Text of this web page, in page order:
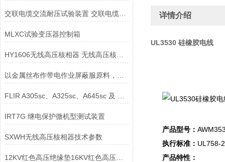
交联电缆交流耐压试验装置 交联电缆交流耐压试验仪器
MLXC试验变压器控制箱
HY1606无线高压核相器 无线高压核相仪*
IRT7G 继电保护微机型测试装置
SXWH无线高压核相器技术参数
12KV红色高压绝缘垫16KV红色高压绝缘垫
详情介绍
UL3530 硅橡胶电线
产品型号：
执行标准： UL758-
产品特性：